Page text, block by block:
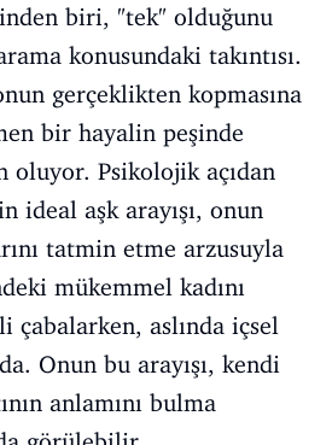
biri, "tek" olduğunu
konusundaki takıntısı.
gerçeklikten kopmasına
bir hayalin peşinde
oluyor. Psikolojik açıdan
ideal aşk arayışı, onun
tatmin etme arzusuyla
mükemmel kadını
çabalarken, aslında içsel
Onun bu arayışı, kendi
anlamını bulma